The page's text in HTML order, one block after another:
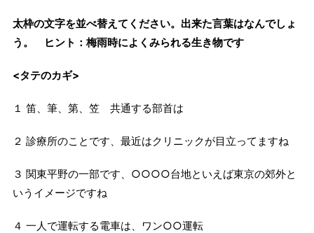
太枠の文字を並べ替えてください。出来た言葉はなんでしょ
う。 ヒント：梅雨時によくみられる生き物です
<タテのカギ>
１ 笛、筆、第、笠 共通する部首は
２ 診療所のことです、最近はクリニックが目立ってますね
３ 関東平野の一部です、○○○○台地といえば東京の郊外と
いうイメージですね
４ 一人で運転する電車は、ワン○○運転